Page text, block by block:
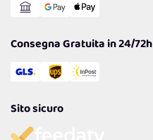
Consegna Gratuita in 24/72h
Sito sicuro